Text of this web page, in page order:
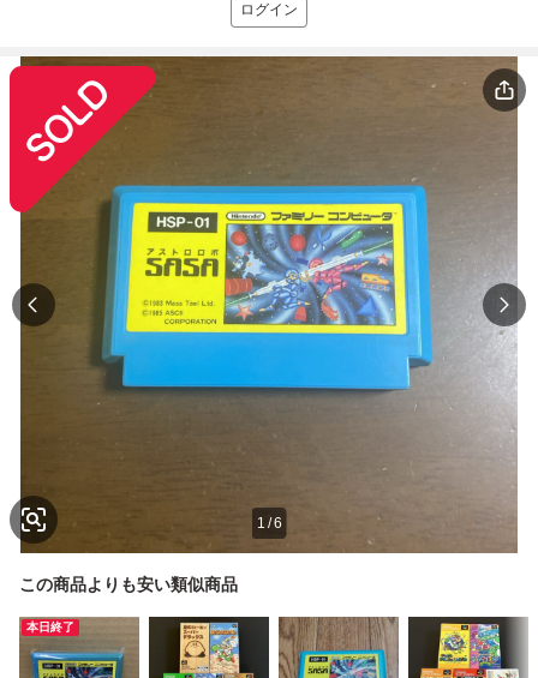
ログイン
1 /6
この商品よりも安い類似商品
本日終了